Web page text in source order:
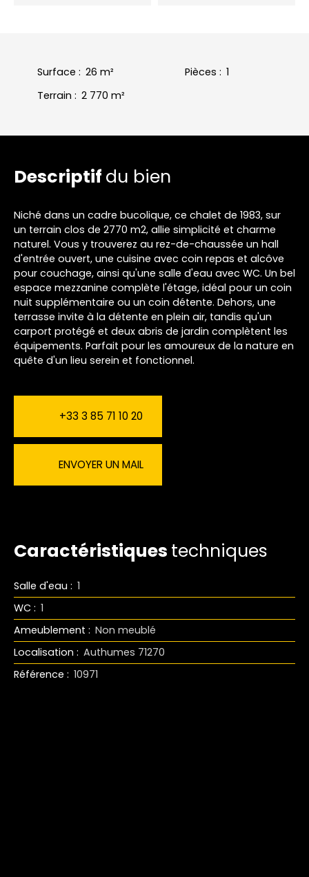
Surface : 26 m² Pièces : 1
Terrain : 2 770 m²
Descriptif du bien
Niché dans un cadre bucolique, ce chalet de 1983, sur
un terrain clos de 2770 m2, allie simplicité et charme
naturel. Vous y trouverez au rez-de-chaussée un hall
d'entrée ouvert, une cuisine avec coin repas et alcôve
pour couchage, ainsi qu'une salle d'eau avec WC. Un bel
espace mezzanine complète l'étage, idéal pour un coin
nuit supplémentaire ou un coin détente. Dehors, une
terrasse invite à la détente en plein air, tandis qu'un
carport protégé et deux abris de jardin complètent les
équipements. Parfait pour les amoureux de la nature en
quête d'un lieu serein et fonctionnel.
+33 3 85 71 10 20
ENVOYER UN MAIL
Caractéristiques techniques
Salle d'eau : 1
WC : 1
Ameublement : Non meublé
Localisation : Authumes 71270
Référence : 10971